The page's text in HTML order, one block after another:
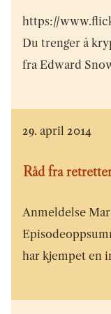
https://
Du trenger å
fra Edward
29. april 2014
Råd fra
Anmeldelse
har kjempet en